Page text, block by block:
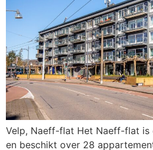
Velp, Naeff-flat Het Naeff-flat is
en beschikt over 28